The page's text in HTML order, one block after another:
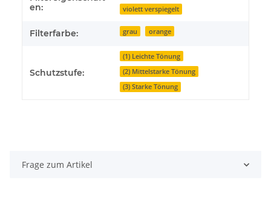
en:
violett verspiegelt
Filterfarbe: grau orange
Schutzstufe:
(1) Leichte Tönung
(2) Mittelstarke Tönung
(3) Starke Tönung
Frage zum Artikel